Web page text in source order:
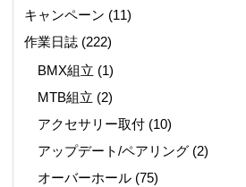
キャンペーン (11)
作業日誌(222)
BMX組立 (1)
MTB組立 (2)
アクセサリー取付 (10)
アップデート/ペアリング (2)
オーバーホール (75)